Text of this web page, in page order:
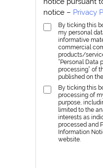
notice – Privacy
By ticking this
my personal
informative
commercial
products/
“Personal Data
processing” of
published on
By ticking this
processing of
purpose,
limited to the
interests as
processed and
Information
website.